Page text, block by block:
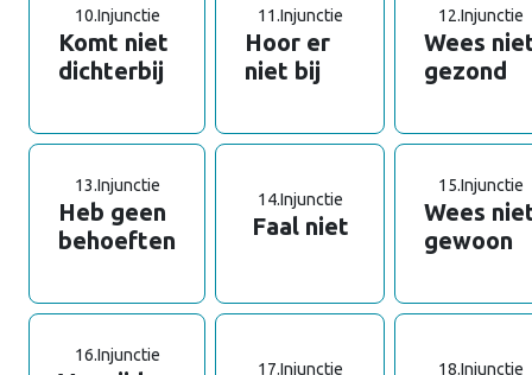
10.Injunctie
Komt niet
dichterbij
11.Injunctie
Hoor er
niet bij
12.Injunctie
Wees
gezond
13.Injunctie
Heb geen
behoeften
14.Injunctie
Faal niet
15.Injunctie
Wees
gewoon
16.Injunctie
17.Injunctie 18.Injunctie